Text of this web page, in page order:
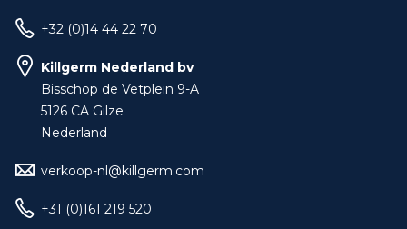
+32 (0)14 44 22 70
Killgerm Nederland bv
Bisschop de Vetplein 9-A
5126 CA Gilze
Nederland
verkoop-nl@killgerm.com
+31 (0)161 219 520